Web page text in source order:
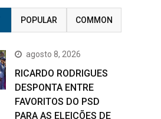
POPULAR COMMON
agosto 8, 2026
RICARDO RODRIGUES
DESPONTA ENTRE
FAVORITOS DO PSD
PARA AS ELEIÇÕES DE